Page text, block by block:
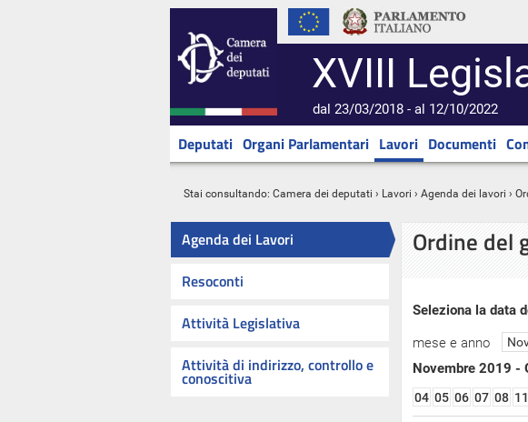
XVIII
dal 23/03/2018 - al 12/10/2022
Deputati Organi Parlamentari Lavori Documenti
Stai consultando: Camera dei deputati › Lavori › Agenda dei lavori ›
Agenda dei Lavori
Resoconti
Attività Legislativa
Attività di indirizzo, controllo e
conoscitiva
Ordine del
Seleziona la data
mese e anno
Novembre 2019 -
04 05 06 07 08 11